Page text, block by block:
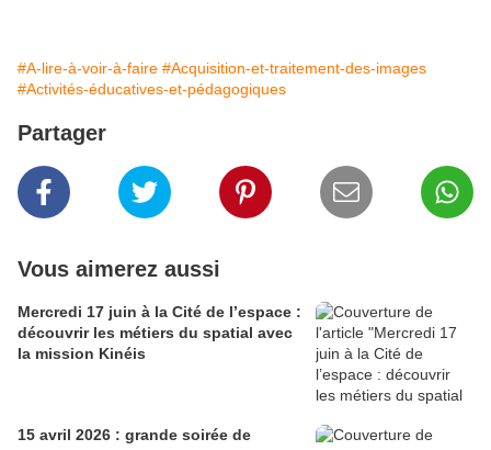
#A-lire-à-voir-à-faire #Acquisition-et-traitement-des-images
#Activités-éducatives-et-pédagogiques
Partager
Vous aimerez aussi
Mercredi 17 juin à la Cité de l’espace :
découvrir les métiers du spatial avec
la mission Kinéis
15 avril 2026 : grande s oirée de